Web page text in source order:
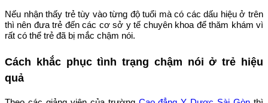
Nếu nhận thấy trẻ tùy vào từng độ tuổi mà có các dấu hiệu ở trên
thì nên đưa trẻ đến các cơ sở y tế chuyên khoa để thăm khám vì
rất có thể trẻ đã bị mắc chậm nói.
Cách khắc phục tình trạng chậm nói ở trẻ hiệu
quả